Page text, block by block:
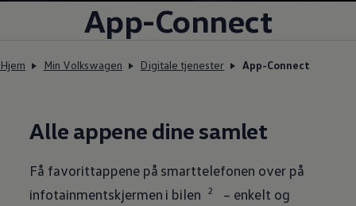
App-Connect
Hjem Min Volkswagen Digitale tjenester App-Connect
Alle appene dine samlet
Få favorittappene på smarttelefonen over på
infotainmentskjermen i bilen
2
– enkelt og